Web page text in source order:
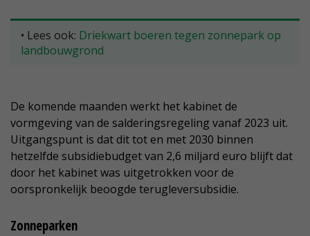
• Lees ook: Driekwart boeren tegen zonnepark op
landbouwgrond
De komende maanden werkt het kabinet de
vormgeving van de salderingsregeling vanaf 2023 uit.
Uitgangspunt is dat dit tot en met 2030 binnen
hetzelfde subsidiebudget van 2,6 miljard euro blijft dat
door het kabinet was uitgetrokken voor de
oorspronkelijk beoogde terugleversubsidie.
Zonneparken